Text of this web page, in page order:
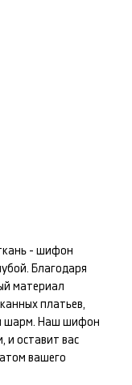
- шифон
. Благодаря
материал
платьев,
шарм. Наш шифон
и оставит вас
вашего